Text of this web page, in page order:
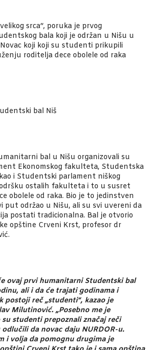
srca“, poruka je prvog
bala koji je održan u Nišu u
koji koji su studenti prikupili
roditelja dece obolele od raka
bal u Nišu organizovali su
Ekonomskog fakulteta, Studentska
kao i Studentski parlament niškog
ostalih fakulteta i to u susret
obolele od raka. Bio je to jedinstven
put održao u Nišu, ali su svi uvereni da
postati tradicionalna. Bal je otvorio
opštine Crveni Krst, profesor dr
ovaj prvi humanitarni Studentski bal
ali i da će trajati godinama i
postoji reč „studenti“, kazao je
Milutinović. „Posebno me je
studenti prepoznali značaj reči
da novac daju NURDOR-u.
i volja da pomognu drugima je